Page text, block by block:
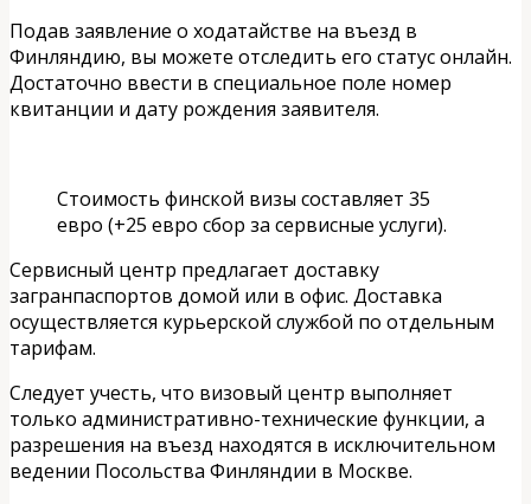
Подав заявление о ходатайстве на въезд в
Финляндию, вы можете отследить его статус онлайн.
Достаточно ввести в специальное поле номер
квитанции и дату рождения заявителя.
Стоимость финской визы составляет 35
евро (+25 евро сбор за сервисные услуги).
Сервисный центр предлагает доставку
загранпаспортов домой или в офис. Доставка
осуществляется курьерской службой по отдельным
тарифам.
Следует учесть, что визовый центр выполняет
только административно-технические функции, а
разрешения на въезд находятся в исключительном
ведении Посольства Финляндии в Москве.